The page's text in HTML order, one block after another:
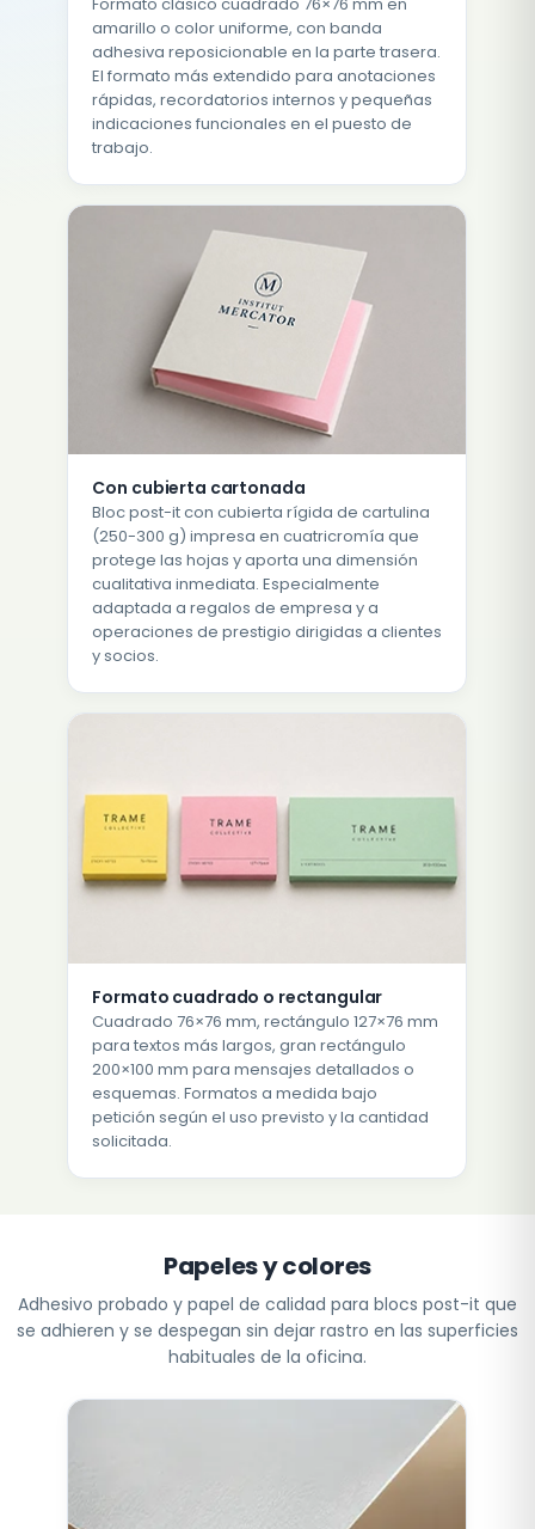
amarillo o color uniforme, con banda
adhesiva reposicionable en la parte trasera.
El formato más extendido para anotaciones
rápidas, recordatorios internos y pequeñas
indicaciones funcionales en el puesto de
trabajo.
Con cubierta cartonada
Bloc post-it con cubierta rígida de cartulina
(250-300 g) impresa en cuatricromía que
protege las hojas y aporta una dimensión
cualitativa inmediata. Especialmente
adaptada a regalos de empresa y a
operaciones de prestigio dirigidas a clientes
y socios.
Formato cuadrado o rectangular
Cuadrado 76×76 mm, rectángulo 127×76 mm
para textos más largos, gran rectángulo
200×100 mm para mensajes detallados o
esquemas. Formatos a medida bajo
petición según el uso previsto y la cantidad
solicitada.
Papeles y colores
Adhesivo probado y papel de calidad para blocs post-it que
se adhieren y se despegan sin dejar rastro en las superficies
habituales de la oficina.